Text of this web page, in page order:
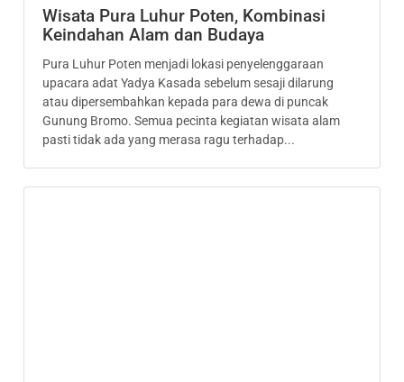
Wisata Pura Luhur Poten, Kombinasi
Keindahan Alam dan Budaya
Pura Luhur Poten menjadi lokasi penyelenggaraan
upacara adat Yadya Kasada sebelum sesaji dilarung
atau dipersembahkan kepada para dewa di puncak
Gunung Bromo. Semua pecinta kegiatan wisata alam
pasti tidak ada yang merasa ragu terhadap...